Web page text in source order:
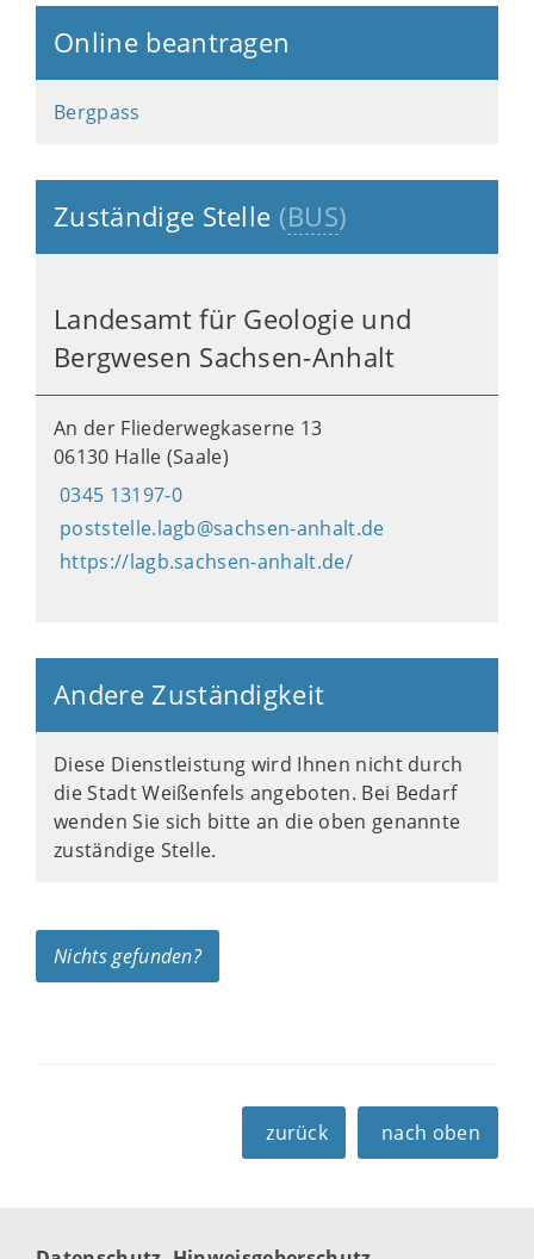
Online beantragen
Bergpass
Zuständige Stelle (BUS)
Landesamt für Geologie und
Bergwesen Sachsen-Anhalt
An der Fliederwegkaserne 13
06130 Halle (Saale)
0345 13197-0
poststelle.lagb@sachsen-anhalt.de
https://lagb.sachsen-anhalt.de/
Andere Zuständigkeit
Diese Dienstleistung wird Ihnen nicht durch
die Stadt Weißenfels angeboten. Bei Bedarf
wenden Sie sich bitte an die oben genannte
zuständige Stelle.
Nichts gefunden?
zurück nach oben